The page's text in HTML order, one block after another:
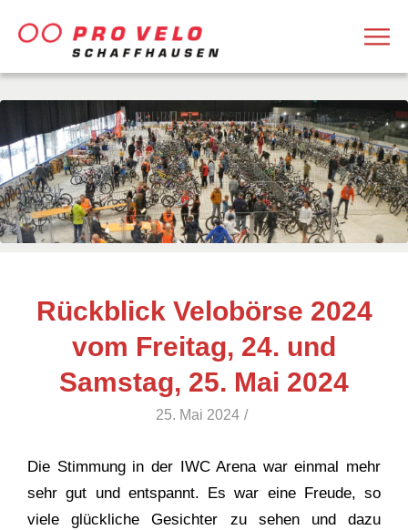
Rückblick Velobörse 2024
vom Freitag, 24. und
Samstag, 25. Mai 2024
25. Mai 2024 /
Die Stimmung in der IWC Arena war einmal mehr
sehr gut und entspannt. Es war eine Freude, so
viele glückliche Gesichter zu sehen und dazu